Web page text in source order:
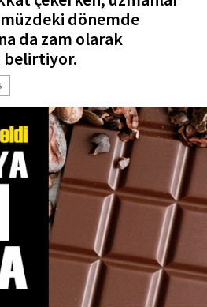
dönemde
da zam olarak
belirtiyor.